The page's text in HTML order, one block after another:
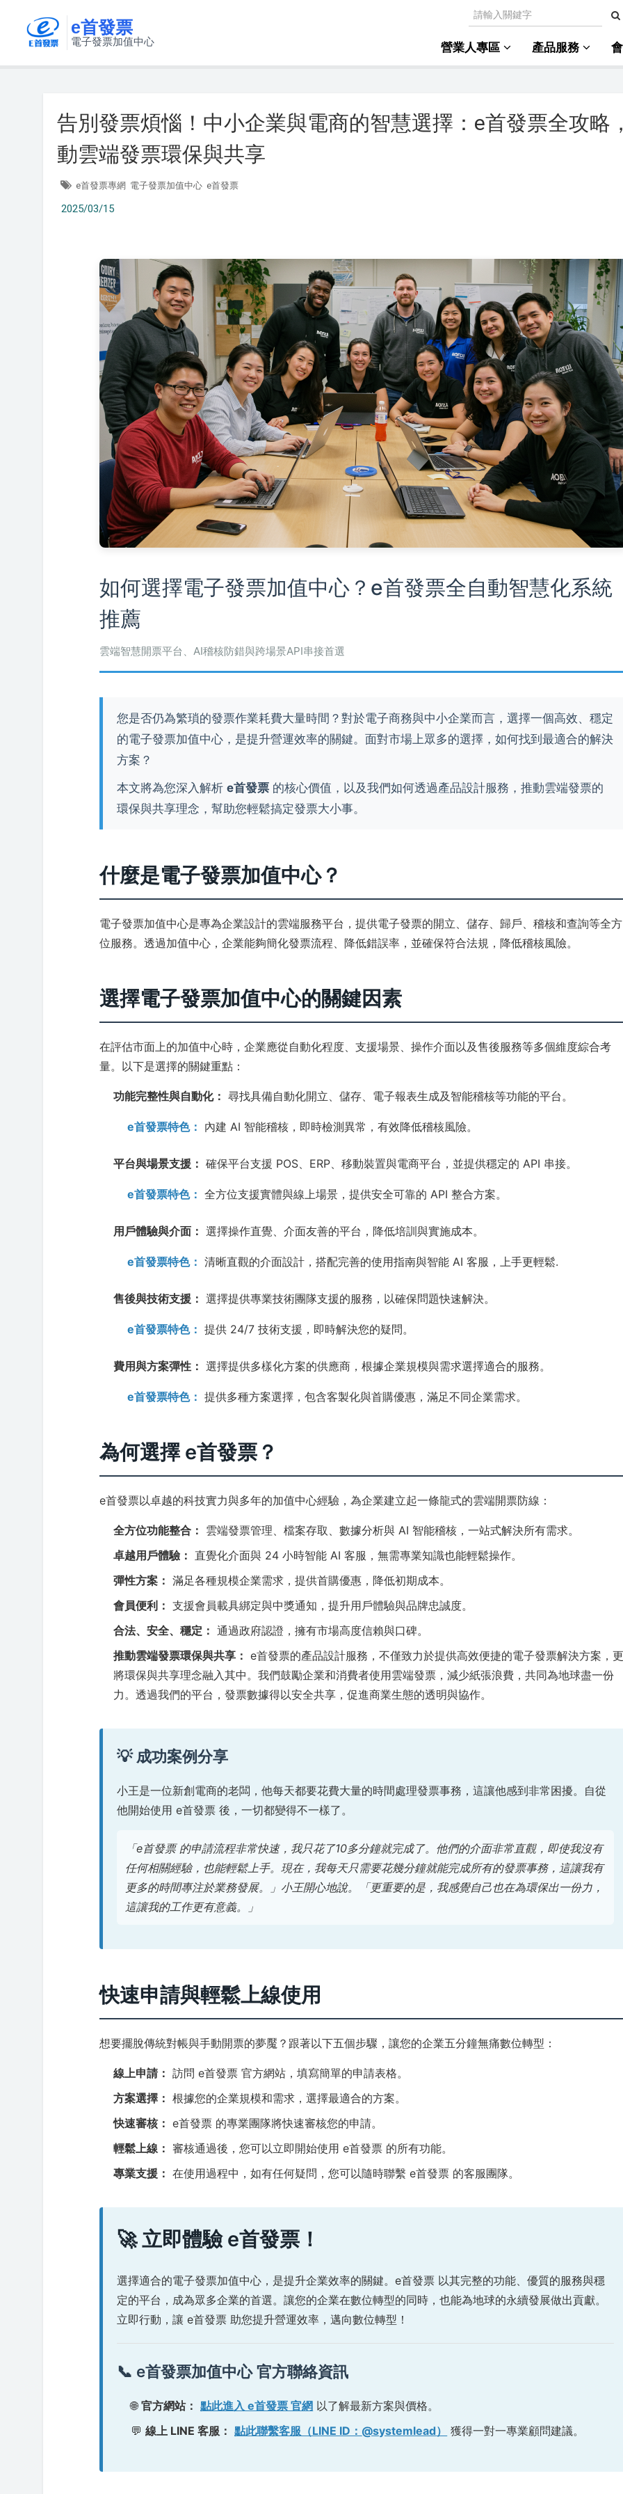
e首發票
電子發票加值中心 營業人專區 產品服務
告別發票煩惱！中小企業與電商的智慧選擇：e首發票全攻略
動雲端發票環保與共享
e首發票專網 電子發票加值中心 e首發票
2025/03/15
如何選擇電子發票加值中心？e首發票全自動智慧化系統
推薦
雲端智慧開票平台、AI稽核防錯與跨場景API串接首選
您是否仍為繁瑣的發票作業耗費大量時間？對於電子商務與中小企業而言，選擇一個高效、穩定
的電子發票加值中心，是提升營運效率的關鍵。面對市場上眾多的選擇，如何找到最適合的解決
方案？
本文將為您深入解析e首發票 的核心價值，以及我們如何透過產品設計服務，推動雲端發票的
環保與共享理念，幫助您輕鬆搞定發票大小事。
什麼是電子發票加值中心？
電子發票加值中心是專為企業設計的雲端服務平台，提供電子發票的開立、儲存、歸戶、稽核和查詢等全方
位服務。透過加值中心，企業能夠簡化發票流程、降低錯誤率，並確保符合法規，降低稽核風險。
選擇電子發票加值中心的關鍵因素
在評估市面上的加值中心時，企業應從自動化程度、支援場景、操作介面以及售後服務等多個維度綜合考
量。以下是選擇的關鍵重點：
功能完整性與自動化： 尋找具備自動化開立、儲存、電子報表生成及智能稽核等功能的平台。
e首發票特色： 內建 AI 智能稽核，即時檢測異常，有效降低稽核風險。
平台與場景支援： 確保平台支援 POS、ERP、移動裝置與電商平台，並提供穩定的 API 串接。
e首發票特色： 全方位支援實體與線上場景，提供安全可靠的 API 整合方案。
用戶體驗與介面： 選擇操作直覺、介面友善的平台，降低培訓與實施成本。
e首發票特色： 清晰直觀的介面設計，搭配完善的使用指南與智能 AI 客服，上手更輕鬆.
售後與技術支援： 選擇提供專業技術團隊支援的服務，以確保問題快速解決。
e首發票特色： 提供 24/7 技術支援，即時解決您的疑問。
費用與方案彈性： 選擇提供多樣化方案的供應商，根據企業規模與需求選擇適合的服務。
e首發票特色： 提供多種方案選擇，包含客製化與首購優惠，滿足不同企業需求。
為何選擇 e首發票？
e首發票以卓越的科技實力與多年的加值中心經驗，為企業建立起一條龍式的雲端開票防線：
全方位功能整合： 雲端發票管理、檔案存取、數據分析與 AI 智能稽核，一站式解決所有需求。
卓越用戶體驗： 直覺化介面與 24 小時智能 AI 客服，無需專業知識也能輕鬆操作。
彈性方案： 滿足各種規模企業需求，提供首購優惠，降低初期成本。
會員便利： 支援會員載具綁定與中獎通知，提升用戶體驗與品牌忠誠度。
合法、安全、穩定： 通過政府認證，擁有市場高度信賴與口碑。
推動雲端發票環保與共享： e首發票的產品設計服務，不僅致力於提供高效便捷的電子發票解決方案，
將環保與共享理念融入其中。我們鼓勵企業和消費者使用雲端發票，減少紙張浪費，共同為地球盡一份
力。透過我們的平台，發票數據得以安全共享，促進商業生態的透明與協作。
💡 成功案例分享
小王是一位新創電商的老闆，他每天都要花費大量的時間處理發票事務，這讓他感到非常困擾。自從
他開始使用 e首發票 後，一切都變得不一樣了。
「e首發票 的申請流程非常快速，我只花了10多分鐘就完成了。他們的介面非常直觀，即使我沒有
任何相關經驗，也能輕鬆上手。現在，我每天只需要花幾分鐘就能完成所有的發票事務，這讓我有
更多的時間專注於業務發展。」小王開心地說。「更重要的是，我感覺自己也在為環保出一份力，
這讓我的工作更有意義。」
快速申請與輕鬆上線使用
想要擺脫傳統對帳與手動開票的夢魘？跟著以下五個步驟，讓您的企業五分鐘無痛數位轉型：
線上申請： 訪問 e首發票 官方網站，填寫簡單的申請表格。
方案選擇： 根據您的企業規模和需求，選擇最適合的方案。
快速審核： e首發票 的專業團隊將快速審核您的申請。
輕鬆上線： 審核通過後，您可以立即開始使用 e首發票 的所有功能。
專業支援： 在使用過程中，如有任何疑問，您可以隨時聯繫 e首發票 的客服團隊。
🚀 立即體驗 e首發票！
選擇適合的電子發票加值中心，是提升企業效率的關鍵。e首發票 以其完整的功能、優質的服務與穩
定的平台，成為眾多企業的首選。讓您的企業在數位轉型的同時，也能為地球的永續發展做出貢獻。
立即行動，讓 e首發票 助您提升營運效率，邁向數位轉型！
📞 e首發票加值中心 官方聯絡資訊
🌐官方網站： 點此進入 e首發票 官網 以了解最新方案與價格。
💬線上 LINE 客服： 點此聯繫客服（LINE ID： @systemlead） 獲得一對一專業顧問建議。